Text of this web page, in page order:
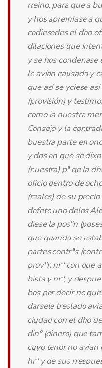
rreino, para que a
y hos apremiase a
cediesedes el dho
dilaciones que
y se hos
le avían causado y
que así se yciese
(provisión) y
como la nuestra
Consejo y la
buestra parte en
y dos en que se
(nuestra) pª qe la
oficio dentro de
(reales) de su
defeto uno delos
diese la posºn
que quando se
partes contrªs
provºn nrª con que
bista y nrª, y
bos por decir no
darsele treslado
ciudad con el dho
dinº (dinero) que
cuyo tenor no
hrª y de sus